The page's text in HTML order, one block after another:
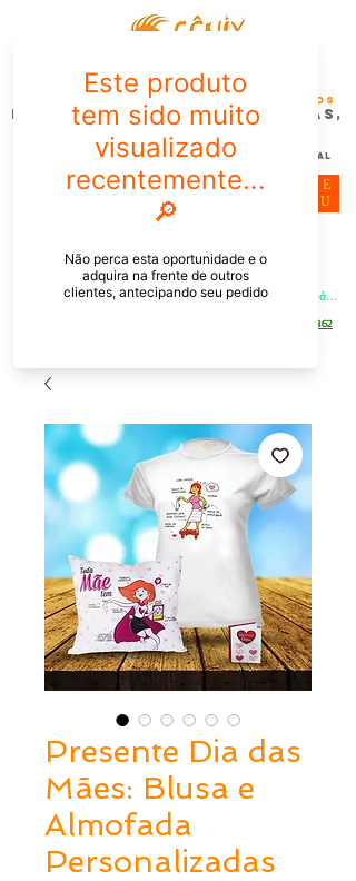
FÊNIX DESIGN STUDIO | Design
Gráfico| Desenvolvimento de Produtos
Personalizados para Pessoas,
Empresas e EventoS
Lembrancinhas, Brindes promocionais,
Decoração, Presentes e Comunicação Visual
PEDIDOS PELO CHAT OU WHATSAPP: Informe os produtos,
quantidade e o CEP ou endereço de entrega e receba um link já
ME
NU
[21] 9 6546 4862
Presente Dia das
Mães: Blusa e
Almofada
Personalizadas